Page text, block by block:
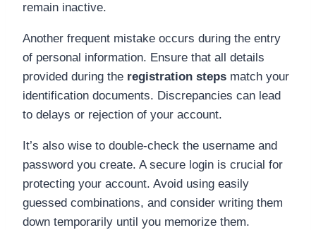
remain inactive.
Another frequent mistake occurs during the entry
of personal information. Ensure that all details
provided during the registration steps match your
identification documents. Discrepancies can lead
to delays or rejection of your account.
It’s also wise to double-check the username and
password you create. A secure login is crucial for
protecting your account. Avoid using easily
guessed combinations, and consider writing them
down temporarily until you memorize them.